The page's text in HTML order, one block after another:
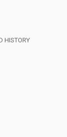
HISTORY